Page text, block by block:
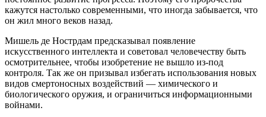
кажутся настолько современными, что иногда забывается, что
он жил много веков назад.
Мишель де Нострдам предсказывал появление
искусственного интеллекта и советовал человечеству быть
осмотрительнее, чтобы изобретение не вышло из-под
контроля. Так же он призывал избегать использования новых
видов смертоносных воздействий — химического и
биологического оружия, и ограничиться информационными
войнами.